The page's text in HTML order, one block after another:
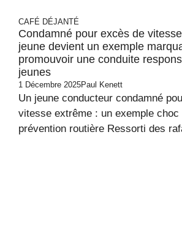
CAFÉ DÉJANTÉ
Condamné pour excès de
jeune devient un exemple
promouvoir une conduite
jeunes
1 Décembre 2025Paul Kenett
Un jeune conducteur condamné
vitesse extrême : un exemple choc
prévention routière Ressorti des